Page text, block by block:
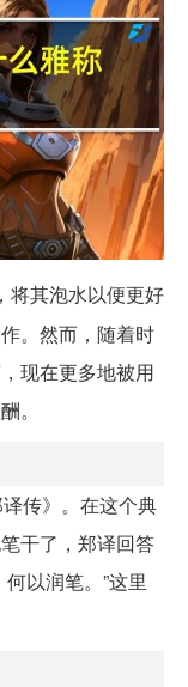
将其泡水以便更好
。然而，随着时
现在更多地被用
。
译传》。在这个典
干了，郑译回答
以润笔。”这里